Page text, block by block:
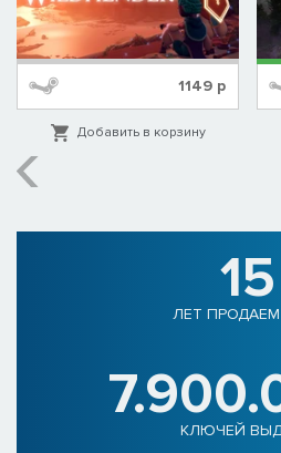
1149 р
Добавить в корзину
15
ЛЕТ
КЛЮЧЕЙ